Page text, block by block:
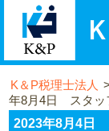
K＆P税理士法人 >
年8月4日 スタッ
2023年8月4日